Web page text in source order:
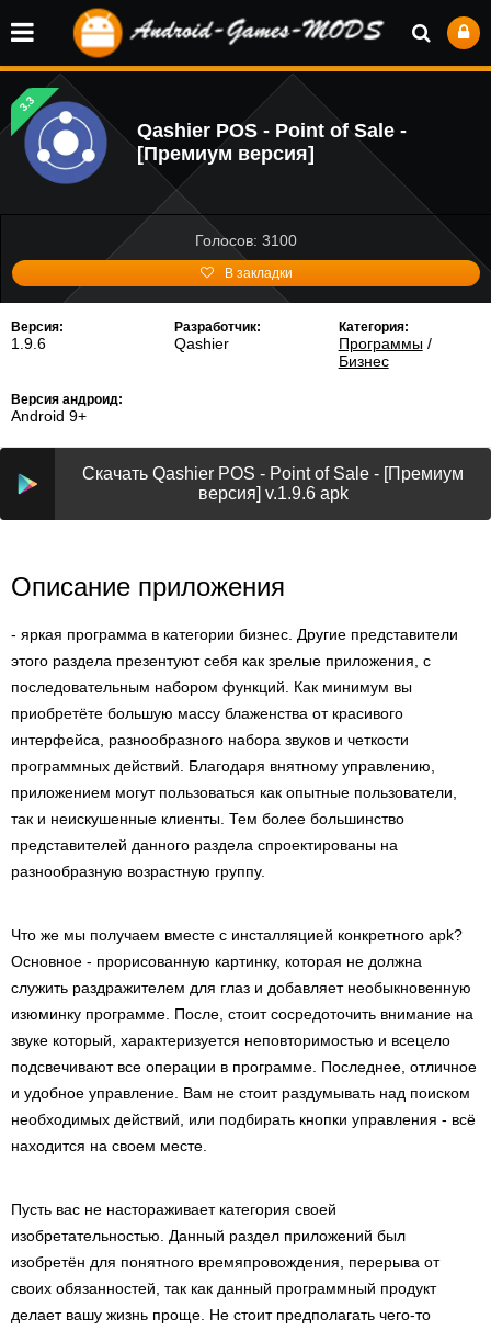
3.3
Qashier POS - Point of Sale -
[Премиум версия]
Голосов: 3100
В закладки
Версия:
1.9.6
Разработчик:
Qashier
Категория:
Программы/
Бизнес
Версия андроид:
Android 9+
Скачать Qashier POS - Point of Sale - [Премиум
версия] v.1.9.6 apk
Описание приложения
- яркая программа в категории бизнес. Другие представители
этого раздела презентуют себя как зрелые приложения, с
последовательным набором функций. Как минимум вы
приобретёте большую массу блаженства от красивого
интерфейса, разнообразного набора звуков и четкости
программных действий. Благодаря внятному управлению,
приложением могут пользоваться как опытные пользователи,
так и неискушенные клиенты. Тем более большинство
представителей данного раздела спроектированы на
разнообразную возрастную группу.
Что же мы получаем вместе с инсталляцией конкретного apk?
Основное - прорисованную картинку, которая не должна
служить раздражителем для глаз и добавляет необыкновенную
изюминку программе. После, стоит сосредоточить внимание на
звуке который, характеризуется неповторимостью и всецело
подсвечивают все операции в программе. Последнее, отличное
и удобное управление. Вам не стоит раздумывать над поиском
необходимых действий, или подбирать кнопки управления - всё
находится на своем месте.
Пусть вас не настораживает категория своей
изобретательностью. Данный раздел приложений был
изобретён для понятного времяпровождения, перерыва от
своих обязанностей, так как данный программный продукт
делает вашу жизнь проще. Не стоит предполагать чего-то